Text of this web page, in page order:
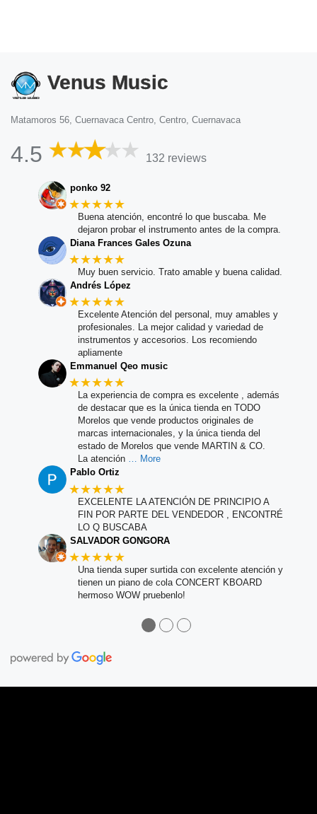
Venus Music
Matamoros 56, Cuernavaca Centro, Centro, Cuernavaca
4.5 132 reviews
ponko 92
★★★★★
Buena atención, encontré lo que buscaba. Me
dejaron probar el instrumento antes de la compra.
Diana Frances Gales Ozuna
★★★★★
Muy buen servicio. Trato amable y buena calidad.
Andrés López
★★★★★
Excelente Atención del personal, muy amables y
profesionales. La mejor calidad y variedad de
instrumentos y accesorios. Los recomiendo
apliamente
Emmanuel Qeo music
★★★★★
La experiencia de compra es excelente , además
de destacar que es la única tienda en TODO
Morelos que vende productos originales de
marcas internacionales, y la única tienda del
estado de Morelos que vende MARTIN & CO.
La atención … More
Pablo Ortiz
★★★★★
EXCELENTE LA ATENCIÓN DE PRINCIPIO A
FIN POR PARTE DEL VENDEDOR , ENCONTRÉ
LO Q BUSCABA
SALVADOR GONGORA
★★★★★
Una tienda super surtida con excelente atención y
tienen un piano de cola CONCERT KBOARD
hermoso WOW pruebenlo!
●●●